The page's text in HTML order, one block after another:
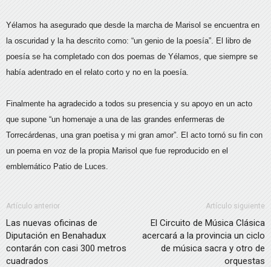
Yélamos ha asegurado que desde la marcha de Marisol se encuentra en
la oscuridad y la ha descrito como: “un genio de la poesía”. El libro de
poesía se ha completado con dos poemas de Yélamos, que siempre se
había adentrado en el relato corto y no en la poesía.
Finalmente ha agradecido a todos su presencia y su apoyo en un acto
que supone “un homenaje a una de las grandes enfermeras de
Torrecárdenas, una gran poetisa y mi gran amor”. El acto tornó su fin con
un poema en voz de la propia Marisol que fue reproducido en el
emblemático Patio de Luces.
Artículo anterior
Las nuevas oficinas de
Diputación en Benahadux
contarán con casi 300 metros
cuadrados
Artículo siguiente
El Circuito de Música Clásica
acercará a la provincia un ciclo
de música sacra y otro de
orquestas